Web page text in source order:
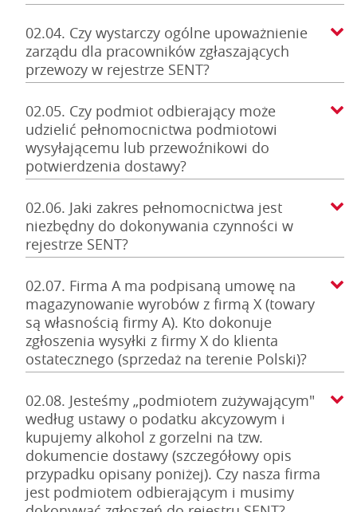
02.04. Czy wystarczy ogólne upoważnienie
zarządu dla pracowników zgłaszających
przewozy w rejestrze SENT?
02.05. Czy podmiot odbierający może
udzielić pełnomocnictwa podmiotowi
wysyłającemu lub przewoźnikowi do
potwierdzenia dostawy?
02.06. Jaki zakres pełnomocnictwa jest
niezbędny do dokonywania czynności w
rejestrze SENT?
02.07. Firma A ma podpisaną umowę na
magazynowanie wyrobów z firmą X (towary
są własnością firmy A). Kto dokonuje
zgłoszenia wysyłki z firmy X do klienta
ostatecznego (sprzedaż na terenie Polski)?
02.08. Jesteśmy „podmiotem zużywającym"
według ustawy o podatku akcyzowym i
kupujemy alkohol z gorzelni na tzw.
dokumencie dostawy (szczegółowy opis
przypadku opisany poniżej). Czy nasza firma
jest podmiotem odbierającym i musimy